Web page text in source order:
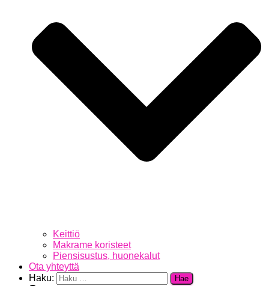
Keittiö
Makrame koristeet
Piensisustus, huonekalut
Ota yhteyttä
Haku: